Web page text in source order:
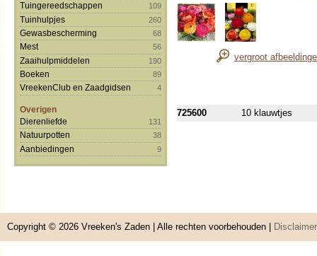
Tuingereedschappen 109
Tuinhulpjes 260
Gewasbescherming 68
Mest 56
Zaaihulpmiddelen 190
Boeken 89
VreekenClub en Zaadgidsen 4
Overigen
Dierenliefde
131
Natuurpotten 38
Aanbiedingen 9
vergroot
725600 10 klauwtjes
Copyright © 2026 Vreeken's Zaden | Alle rechten voorbehouden | Disclaimer